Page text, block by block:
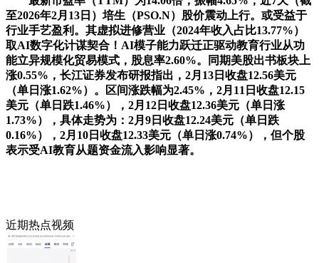
至2026年2月13日）培生（PSO.N）股价震动上行。或受益于
行业手艺盈利。其虚拟进修营业（2024年收入占比13.77%）
取AI数字化计谋契合！AI模子能力跃迁正驱动教育行业从功
能立异规模化贸易模式，股息率2.60%。同期美股出书板块上
涨0.55%，长江证券发布研报指出，2月13日收盘12.56美元
（单日涨1.62%）。区间涨跌幅为2.45%，2月11日收盘12.15
美元（单日跌1.46%），2月12日收盘12.36美元（单日涨
1.73%），具体走势为：2月9日收盘12.24美元（单日跌
0.16%），2月10日收盘12.33美元（单日涨0.74%），但个股
表示受AI教育从题资金流入影响显著。
近期热点视频